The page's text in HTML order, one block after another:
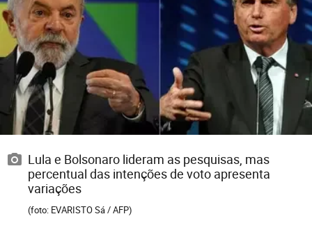
Lula e Bolsonaro lideram as pesquisas, mas
percentual das intenções de voto apresenta
variações
(foto: EVARISTO Sá / AFP)